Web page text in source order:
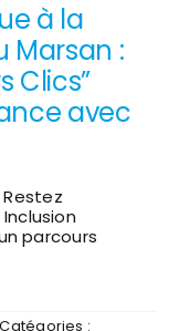
à la
Marsan :
Clics”
avec
Inclusion
parcours
Catégories :